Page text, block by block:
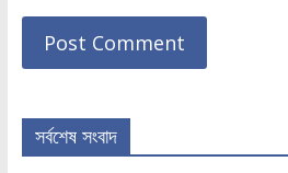
সর্বশেষ সংবাদ